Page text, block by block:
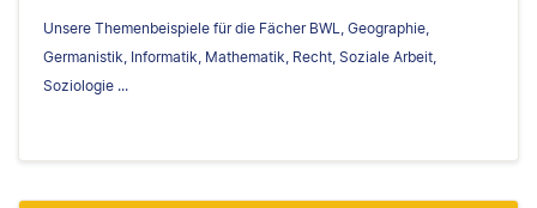
Unsere Themenbeispiele für die Fächer BWL, Geographie,
Germanistik, Informatik, Mathematik, Recht, Soziale Arbeit,
Soziologie ...